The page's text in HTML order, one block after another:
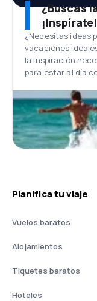
¿Buscas
¡Inspírate!
¿Necesitas ideas
vacaciones
la inspiración
para estar al día
Planifica tu viaje
Vuelos baratos
Alojamientos
Tiquetes baratos
Hoteles